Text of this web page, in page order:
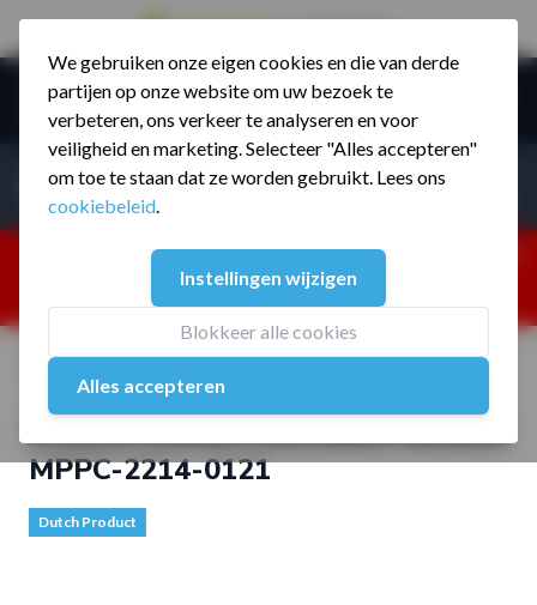
We gebruiken onze eigen cookies en die van derde
partijen op onze website om uw bezoek te
verbeteren, ons verkeer te analyseren en voor
veiligheid en marketing. Selecteer "Alles accepteren"
om toe te staan dat ze worden gebruikt. Lees ons
cookiebeleid.
Instellingen wijzigen
Blokkeer alle cookies
Alles accepteren
Ga naar de inhoud
Menu
Producten zoeken...
25% korting ivm vakantiesluiting. Gebruik code:
ZOMERMP. muv vloeren, fitnesstoestellen, boksartikelen,
zakelijk en dealer inlog. Verzending vanaf 19 aug.
Home
Crossfit Station Losstaand outdoor MPPC-2214-0121
MPPC-2214-0121
Dutch Product